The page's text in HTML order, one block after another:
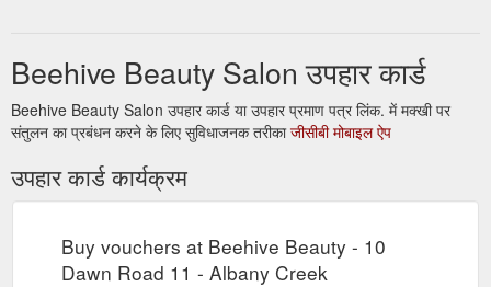
Beehive Beauty Salon उपहार कार्ड
Beehive Beauty Salon उपहार कार्ड या उपहार प्रमाण पत्र लिंक. में मक्खी पर
संतुलन का प्रबंधन करने के लिए सुविधाजनक तरीकाजीसीबी मोबाइल ऐप
उपहार कार्ड कार्यक्रम
Buy vouchers at Beehive Beauty - 10
Dawn Road 11 - Albany Creek